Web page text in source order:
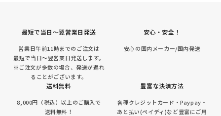
最短で当日～翌営業日発送
営業日午前11時までのご注文は
最短で当日～翌営業日発送します。
※ご注文が多数の場合、発送が遅れ
ることがございます。
安心・安全！
安心の国内メーカー/国内発送
送料無料
8,000円（税込）以上のご購入で
送料無料！
豊富な決済方法
各種クレジットカード・Paypay・
あと払い(ペイディ)など豊富にご用